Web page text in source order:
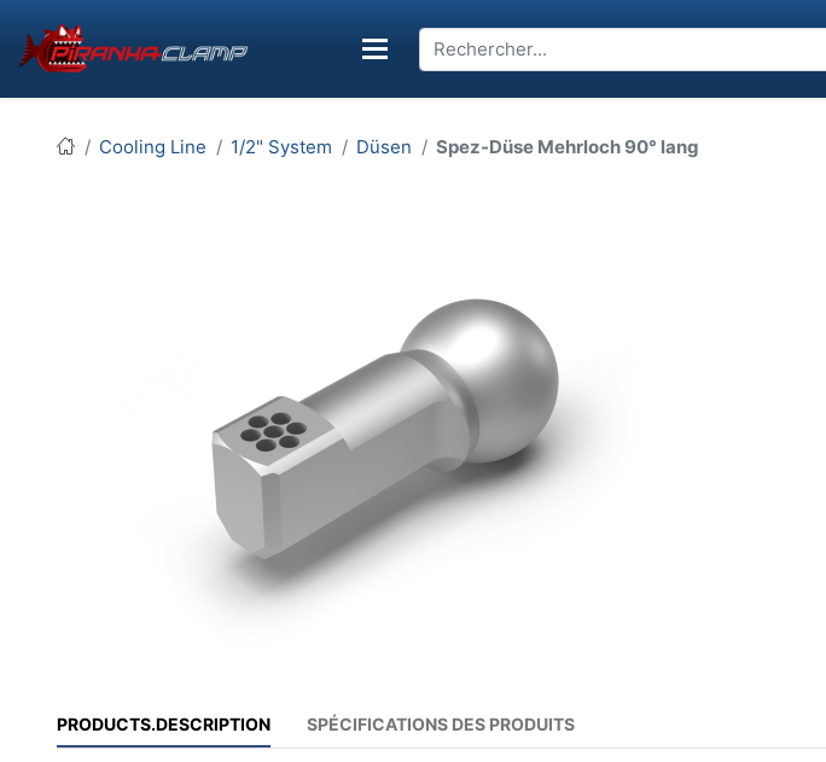
Cooling Line 1/2" System Düsen Spez-Düse Mehrloch 90° lang
PRODUCTS.DESCRIPTION SPÉCIFICATIONS DES PRODUITS